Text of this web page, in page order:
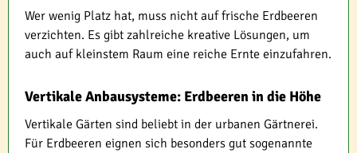
Wer wenig Platz hat, muss nicht auf frische Erdbeeren
verzichten. Es gibt zahlreiche kreative Lösungen, um
auch auf kleinstem Raum eine reiche Ernte einzufahren.
Vertikale Anbausysteme: Erdbeeren in die Höhe
Vertikale Gärten sind beliebt in der urbanen Gärtnerei.
Für Erdbeeren eignen sich besonders gut sogenannte